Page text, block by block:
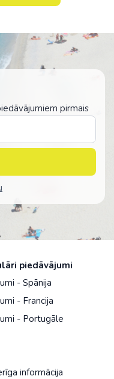
pirmais
piedāvājumi
- Spānija
- Francija
- Portugāle
informācija